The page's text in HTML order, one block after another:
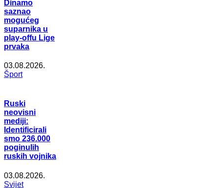
Dinamo
saznao
mogućeg
suparnika u
play-offu Lige
prvaka
03.08.2026.
Šport
Ruski
neovisni
mediji:
Identificirali
smo 236.000
poginulih
ruskih vojnika
03.08.2026.
Svijet